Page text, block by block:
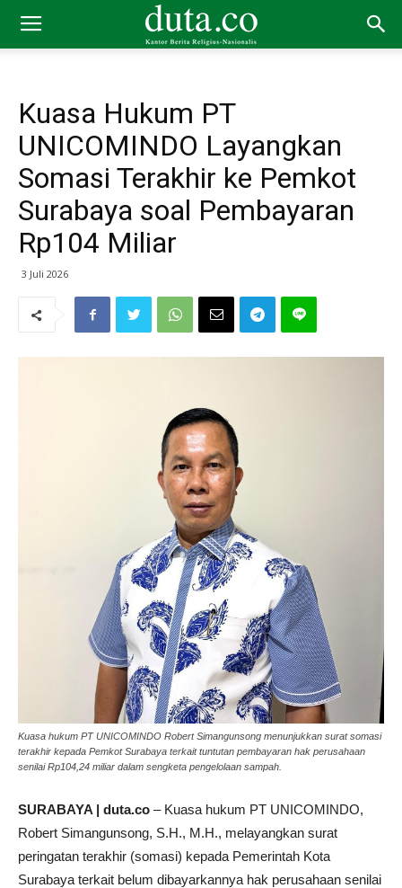
Kuasa Hukum PT
UNICOMINDO Layangkan
Somasi Terakhir ke Pemkot
Surabaya soal Pembayaran
Rp104 Miliar
3 Juli 2026
Kuasa hukum PT UNICOMINDO Robert Simangunsong menunjukkan surat somasi
terakhir kepada Pemkot Surabaya terkait tuntutan pembayaran hak perusahaan
senilai Rp104,24 miliar dalam sengketa pengelolaan sampah.
SURABAYA | duta.co – Kuasa hukum PT UNICOMINDO,
Robert Simangunsong, S.H., M.H., melayangkan surat
peringatan terakhir (somasi) kepada Pemerintah Kota
Surabaya terkait belum dibayarkannya hak perusahaan senilai